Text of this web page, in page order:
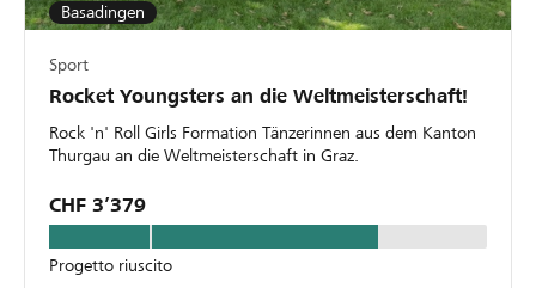
Basadingen
Sport
Rocket Youngsters an die Weltmeisterschaft!
Rock 'n' Roll Girls Formation Tänzerinnen aus dem Kanton
Thurgau an die Weltmeisterschaft in Graz.
CHF 3’379
Progetto riuscito